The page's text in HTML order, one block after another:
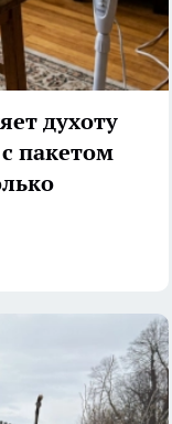
духоту
пакетом